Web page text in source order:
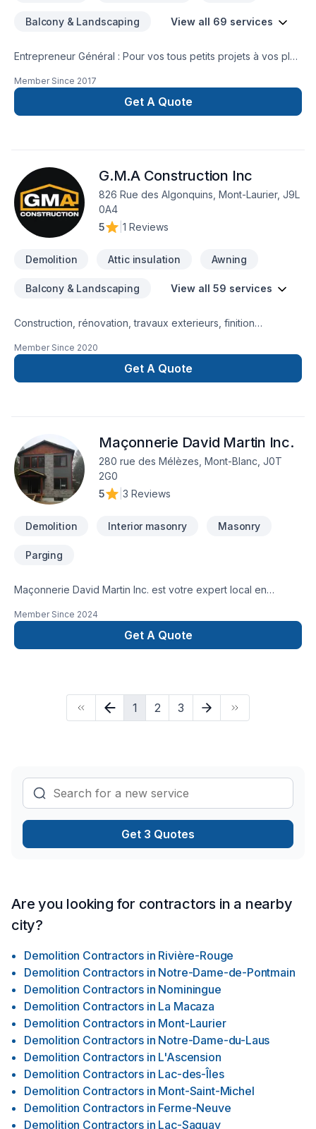
Balcony & Landscaping View all 69 services
Entrepreneur Général : Pour vos tous petits projets à vos plus
de réalisez vos travaux tout en restant à votre
écoute. Service personnalisé !
Member Since 2017
Get A Quote
G.M.A Construction Inc
826 Rue des Algonquins, Mont-Laurier, J9L
0A4
5
1 Reviews
Demolition Attic insulation Awning
Balcony & Landscaping View all 59 services
Construction, rénovation, travaux exterieurs, finition
Marc Antoine Giroux GMA Construction Inc.
Member Since 2020
Get A Quote
Maçonnerie David Martin Inc.
280 rue des Mélèzes, Mont-Blanc, J0T
2G0
5
3 Reviews
Demolition Interior masonry Masonry
Parging
Maçonnerie David Martin Inc. est votre expert local en
Laurentides, combinant expérience, innovation et rigueur.
Notre mission : concrétiser vos projets tout en respectant vos
exigences, vos délais et votre vision. Parlons de votre projet
centré sur vos besoins et vos aspirations.
Member Since 2024
Get A Quote
1 2 3
Get 3 Quotes
Are you looking for contractors in a nearby
city?
Demolition Contractors in Rivière-Rouge
Demolition Contractors in Notre-Dame-de-Pontmain
Demolition Contractors in Nominingue
Demolition Contractors in La Macaza
Demolition Contractors in Mont-Laurier
Demolition Contractors in Notre-Dame-du-Laus
Demolition Contractors in L'Ascension
Demolition Contractors in Lac-des-Îles
Demolition Contractors in Mont-Saint-Michel
Demolition Contractors in Ferme-Neuve
Demolition Contractors in Lac-Saguay